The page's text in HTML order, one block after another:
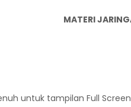
MATERI
untuk tampilan Full